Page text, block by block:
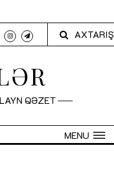
AXTARIŞ
QƏZET
MENU